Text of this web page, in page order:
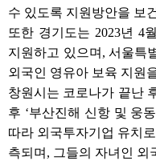
수 있도록 지원방안을 보
또한 경기도는 2023년 4
지원하고 있으며, 서울특
외국인 영유아 보육 지원
창원시는 코로나가 끝난
후 ‘부산진해 신항 및 웅
따라 외국투자기업 유치
측되며, 그들의 자녀인 외